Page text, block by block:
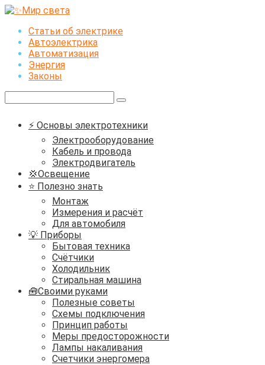
Перейти
контентуСтатьи об электрике
Автоэлектрика
Автоматизация
Энергия
Законы
⚡ Основы электротехники
Электрооборудование
Кабель и провода
Электродвигатель
💢Освещение
⭐ Полезно знать
Монтаж
Измерения и расчёт
Для автомобиля
💡 Приборы
Бытовая техника
Счётчики
Холодильник
Стиральная машина
🧰Своими руками
Полезные советы
Схемы подключения
Принцип работы
Меры предосторожности
Лампы накаливания
Счетчики энергомера